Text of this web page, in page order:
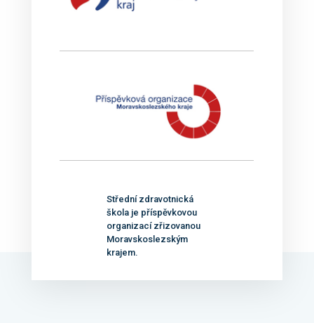
Střední zdravotnická
škola je příspěvkovou
organizací zřizovanou
Moravskoslezským
krajem.